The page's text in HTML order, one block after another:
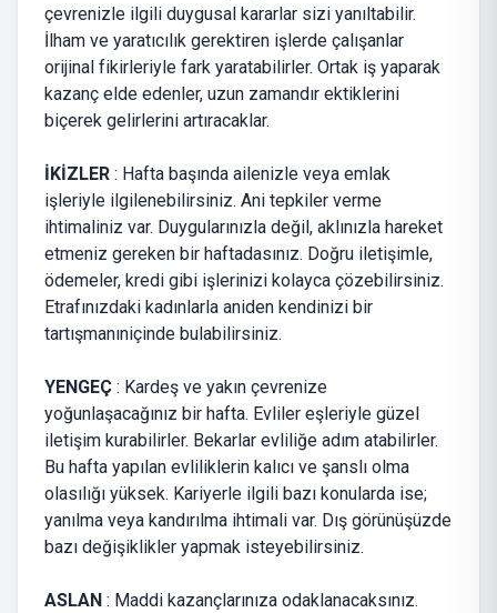
çevrenizle ilgili duygusal kararlar sizi yanıltabilir.
İlham ve yaratıcılık gerektiren işlerde çalışanlar
orijinal fikirleriyle fark yaratabilirler. Ortak iş yaparak
kazanç elde edenler, uzun zamandır ektiklerini
biçerek gelirlerini artıracaklar.
İKİZLER : Hafta başında ailenizle veya emlak
işleriyle ilgilenebilirsiniz. Ani tepkiler verme
ihtimaliniz var. Duygularınızla değil, aklınızla hareket
etmeniz gereken bir haftadasınız. Doğru iletişimle,
ödemeler, kredi gibi işlerinizi kolayca çözebilirsiniz.
Etrafınızdaki kadınlarla aniden kendinizi bir
tartışmanıniçinde bulabilirsiniz.
YENGEÇ : Kardeş ve yakın çevrenize
yoğunlaşacağınız bir hafta. Evliler eşleriyle güzel
iletişim kurabilirler. Bekarlar evliliğe adım atabilirler.
Bu hafta yapılan evliliklerin kalıcı ve şanslı olma
olasılığı yüksek. Kariyerle ilgili bazı konularda ise;
yanılma veya kandırılma ihtimali var. Dış görünüşüzde
bazı değişiklikler yapmak isteyebilirsiniz.
ASLAN : Maddi kazançlarınıza odaklanacaksınız.